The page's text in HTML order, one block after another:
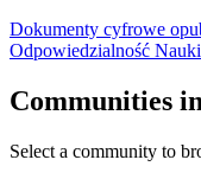
Dokumenty cyfrowe
Odpowiedzialność
Communities
Select a community to